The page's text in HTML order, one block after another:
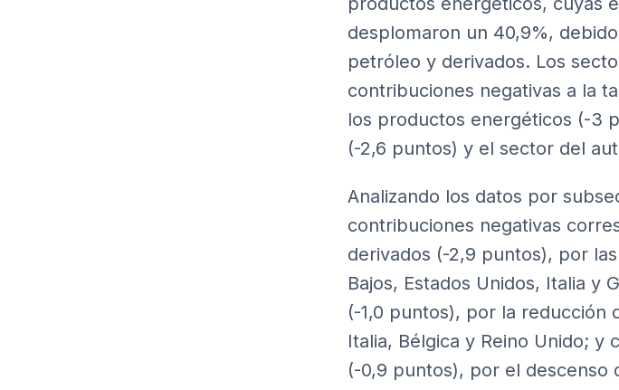
desplomaron un 40,9%,
petróleo y derivados. Los
contribuciones negativas a la
los productos energéticos (-3
(-2,6 puntos) y el sector del
Analizando los datos por
contribuciones negativas
derivados (-2,9 puntos), por
Bajos, Estados Unidos, Italia y
(-1,0 puntos), por la reducción
Italia, Bélgica y Reino Unido; y
(-0,9 puntos), por el descenso